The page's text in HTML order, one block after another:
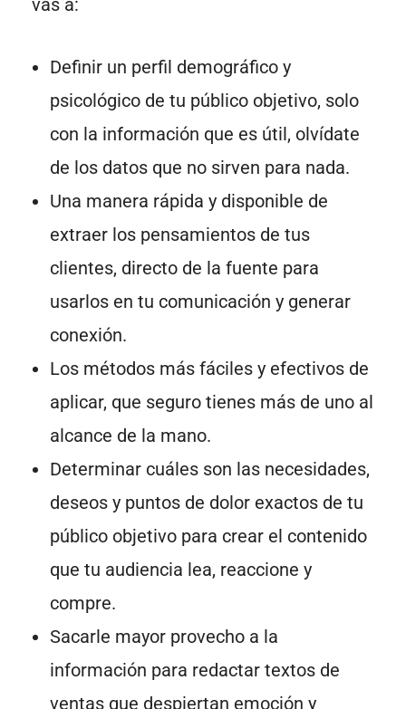
vas a:
Definir un perfil demográfico y
psicológico de tu público objetivo, solo
con la información que es útil, olvídate
de los datos que no sirven para nada.
Una manera rápida y disponible de
extraer los pensamientos de tus
clientes, directo de la fuente para
usarlos en tu comunicación y generar
conexión.
Los métodos más fáciles y efectivos de
aplicar, que seguro tienes más de uno al
alcance de la mano.
Determinar cuáles son las necesidades,
deseos y puntos de dolor exactos de tu
público objetivo para crear el contenido
que tu audiencia lea, reaccione y
compre.
Sacarle mayor provecho a la
información para redactar textos de
ventas que despiertan emoción y